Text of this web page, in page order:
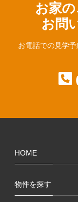
お家
お問
お電話での見学
HOME
物件を探す